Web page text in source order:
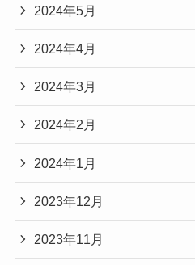
2024年5月
2024年4月
2024年3月
2024年2月
2024年1月
2023年12月
2023年11月